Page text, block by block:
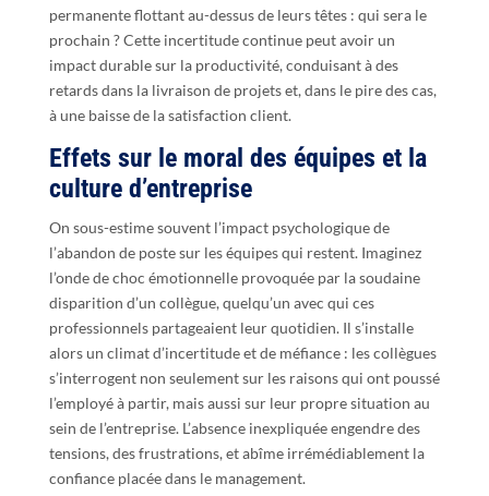
permanente flottant au-dessus de leurs têtes : qui sera le
prochain ? Cette incertitude continue peut avoir un
impact durable sur la productivité, conduisant à des
retards dans la livraison de projets et, dans le pire des cas,
à une baisse de la satisfaction client.
Effets sur le moral des équipes et la
culture d’entreprise
On sous-estime souvent l’impact psychologique de
l’abandon de poste sur les équipes qui restent. Imaginez
l’onde de choc émotionnelle provoquée par la soudaine
disparition d’un collègue, quelqu’un avec qui ces
professionnels partageaient leur quotidien. Il s’installe
alors un climat d’incertitude et de méfiance : les collègues
s’interrogent non seulement sur les raisons qui ont poussé
l’employé à partir, mais aussi sur leur propre situation au
sein de l’entreprise. L’absence inexpliquée engendre des
tensions, des frustrations, et abîme irrémédiablement la
confiance placée dans le management.